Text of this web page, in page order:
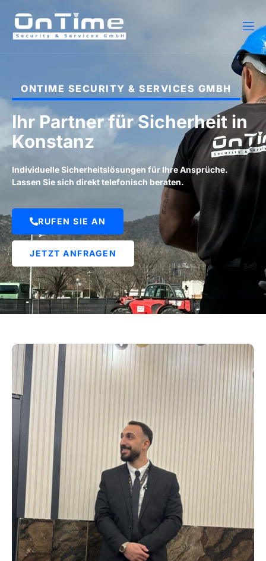
ONTIME SECURITY & SERVICES GMBH
Ihr Partner für Sicherheit in
Konstanz
Individuelle Sicherheitslösungen für Ihre Ansprüche.
Lassen Sie sich direkt telefonisch beraten.
RUFEN SIE AN
JETZT ANFRAGEN